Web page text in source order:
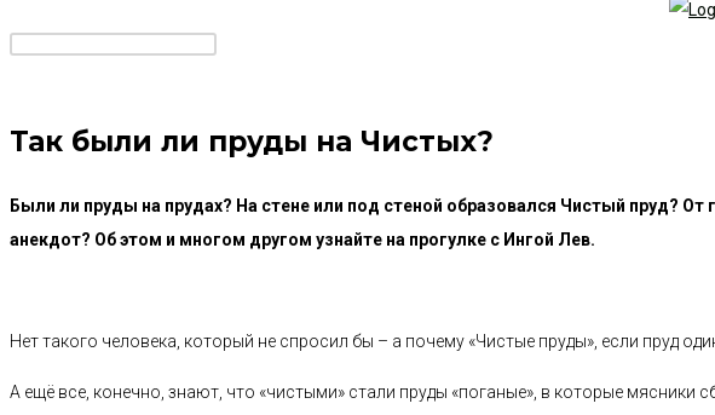
Так были ли пруды на Чистых?
Были ли пруды на прудах? На стене или под стеной образовался Чистый пруд? От
анекдот? Об этом и многом другом узнайте на прогулке с Ингой Лев.
Нет такого человека, который не спросил бы – а почему «Чистые пруды», если пруд
А ещё все, конечно, знают, что «чистыми» стали пруды «поганые», в которые мясники